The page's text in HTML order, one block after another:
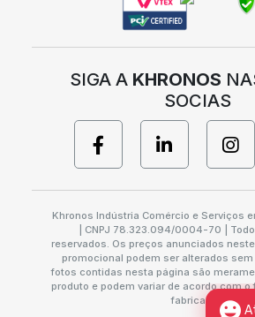
SIGA A KHRONOS
SOCIAS
Khronos Indústria Comércio e Serviços
| CNPJ 78.323.094/0004-70 |
reservados. Os preços anunciados
promocional podem ser alterados sem
fotos contidas nesta página são
produto e podem variar de acordo com
fabricante.